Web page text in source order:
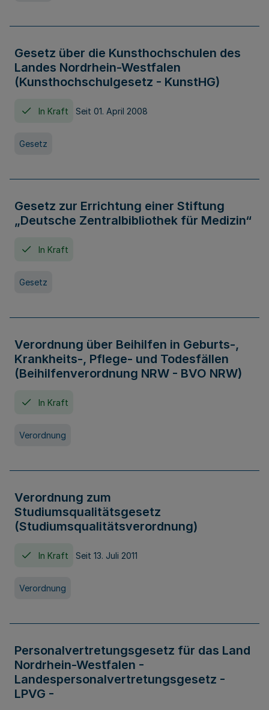
Gesetz über die Kunsthochschulen des
Landes Nordrhein-Westfalen
(Kunsthochschulgesetz - KunstHG)
In Kraft Seit 01. April 2008
Gesetz
Gesetz zur Errichtung einer Stiftung
„Deutsche Zentralbibliothek für Medizin“
In Kraft
Gesetz
Verordnung über Beihilfen in Geburts-,
Krankheits-, Pflege- und Todesfällen
(Beihilfenverordnung NRW - BVO NRW)
In Kraft
Verordnung
Verordnung zum
Studiumsqualitätsgesetz
(Studiumsqualitätsverordnung)
In Kraft Seit 13. Juli 2011
Verordnung
Personalvertretungsgesetz für das Land
Nordrhein-Westfalen -
Landespersonalvertretungsgesetz -
LPVG -